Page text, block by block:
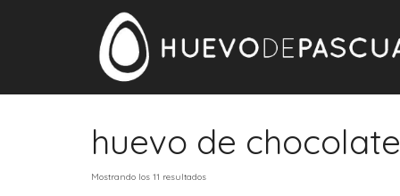
huevo de
Mostrando los 11 resultados